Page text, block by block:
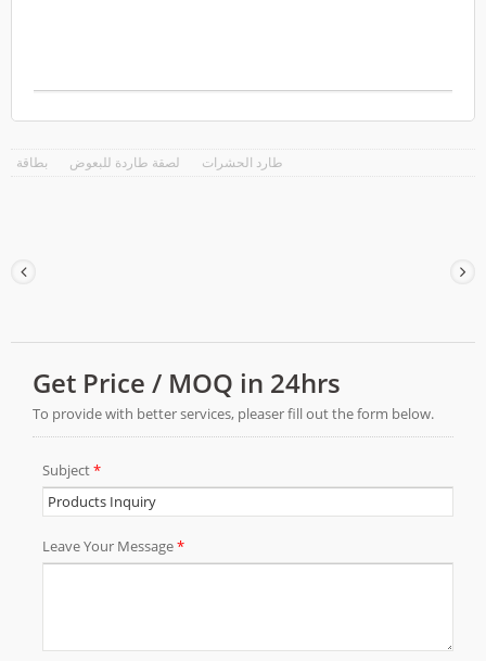
بطاقة لصقة طاردة للبعوض طارد الحشرات